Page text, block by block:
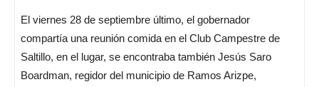
El viernes 28 de septiembre último, el gobernador
compartía una reunión comida en el Club Campestre de
Saltillo, en el lugar, se encontraba también Jesús Saro
Boardman, regidor del municipio de Ramos Arizpe,